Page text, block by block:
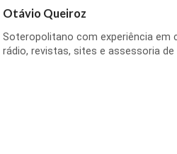
Otávio Queiroz
Soteropolitano com experiência em
rádio, revistas, sites e assessoria